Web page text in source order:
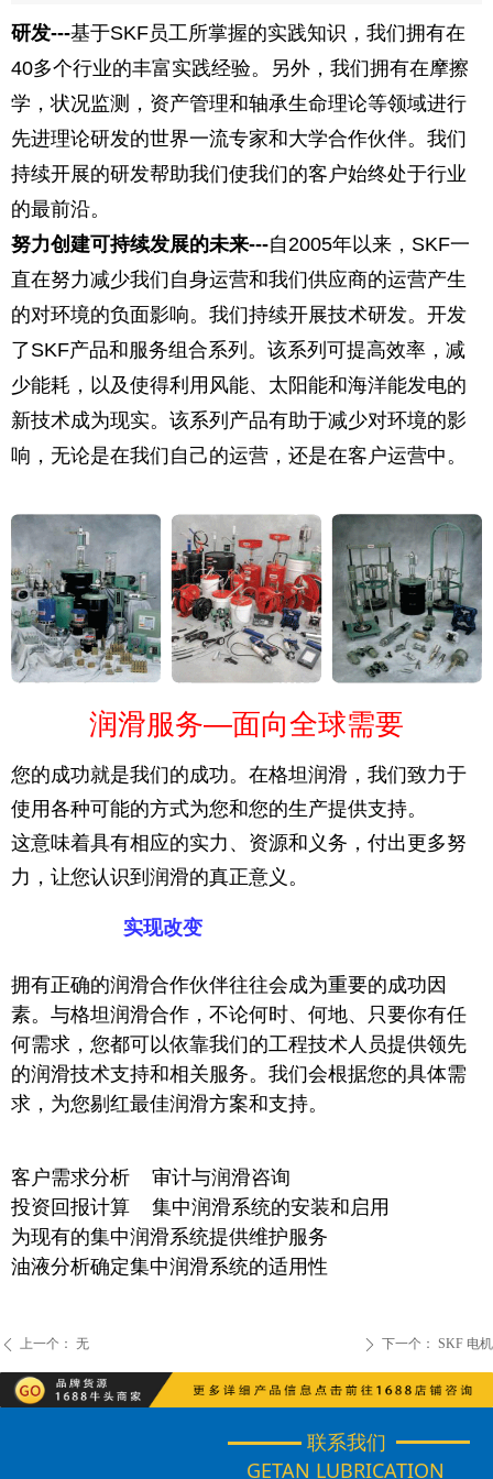
ꄴ 上一个： 无 ꄲ 下一个： SKF 电机
研发---基于SKF员工所掌握的实践知识，我们拥有在
40多个行业的丰富实践经验。另外，我们拥有在摩擦
学，状况监测，资产管理和轴承生命理论等领域进行
先进理论研发的世界一流专家和大学合作伙伴。我们
持续开展的研发帮助我们使我们的客户始终处于行业
的最前沿。
努力创建可持续发展的未来---自2005年以来，SKF一
直在努力减少我们自身运营和我们供应商的运营产生
的对环境的负面影响。我们持续开展技术研发。开发
了SKF产品和服务组合系列。该系列可提高效率，减
少能耗，以及使得利用风能、太阳能和海洋能发电的
新技术成为现实。该系列产品有助于减少对环境的影
响，无论是在我们自己的运营，还是在客户运营中。
润滑服务—面向全球需要
您的成功就是我们的成功。在格坦润滑，我们致力于
使用各种可能的方式为您和您的生产提供支持。
这意味着具有相应的实力、资源和义务，付出更多努
力，让您认识到润滑的真正意义。
实现改变
拥有正确的润滑合作伙伴往往会成为重要的成功因
素。与格坦润滑合作，不论何时、何地、只要你有任
何需求，您都可以依靠我们的工程技术人员提供领先
的润滑技术支持和相关服务。我们会根据您的具体需
求，为您剔红最佳润滑方案和支持。
客户需求分析 审计与润滑咨询
投资回报计算 集中润滑系统的安装和启用
为现有的集中润滑系统提供维护服务
油液分析确定集中润滑系统的适用性
联系我们
GETAN LUBRICATION